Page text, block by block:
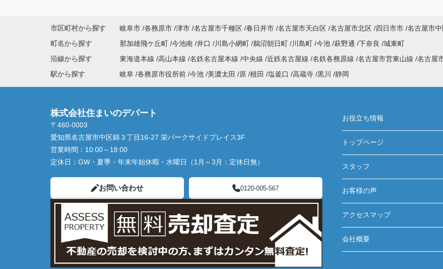
市区町村から探す 岐阜市 各務原市 津市 名古屋市千種区 春日井市 名古屋市天白区 名古屋市北区 四日市市 名古屋市
町名から探す
那加雄飛ケ丘町 今池南 井口 川島小網町 鵜沼朝日町 川島町 今池 萩野通 下奈良
城東町
沿線から探す
東海道本線 高山本線 名鉄名古屋本線 中央線 近鉄名古屋線 名鉄各務原線 名古屋市営東山線 名古屋
駅から探す
岐阜 各務原市役所前 今池 美濃太田 原 植田 塩釜口 高蔵寺 黒川 静岡
株式会社住まいのデパート
〒460-0003
愛知県名古屋市中区錦３丁目16-27 栄パークサイドプレイス3F
営業時間： 10:00～18:00
定休日： GW・夏季・年末年始休暇・水曜日（1月～3月：定休日無）
お問い合わせ 0120-005-567
お役立ち情報
トップページ
スタッフ
お客様の声
アクセスマップ
会社概要